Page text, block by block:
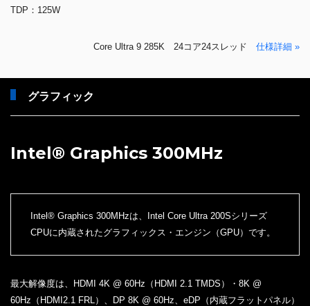
TDP：125W
Core Ultra 9 285K 24コア24スレッド 仕様詳細 »
グラフィック
Intel® Graphics 300MHz
Intel® Graphics 300MHzは、Intel Core Ultra 200Sシリーズ
CPUに内蔵されたグラフィックス・エンジン（GPU）です。
最大解像度は、HDMI 4K @ 60Hz（HDMI 2.1 TMDS）・8K @
60Hz（HDMI2.1 FRL）、DP 8K @ 60Hz、eDP（内蔵フラットパネル）